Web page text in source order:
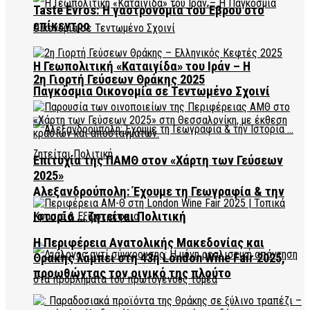
Η Γεωπολιτική «Καταιγίδα» του Ιράν – Η
Παγκόσμια Οικονομία σε Τεντωμένο Σχοινί
Αλεξανδρούπολη: Έχουμε τη Γεωγραφία & την
Ιστορία … ζητείται Πολιτική
Taste Evros: Η γαστρονομία του Έβρου στο
επίκεντρο
2η Γιορτή Γεύσεων Θράκης 2025
Επιτυχία της ΠΑΜΘ στον «Χάρτη των Γεύσεων
2025»
Η Περιφέρεια Ανατολικής Μακεδονίας και
Θράκης λάμπει στη 43η London Wine Fair 2025,
προωθώντας τον οινικό της πλούτο